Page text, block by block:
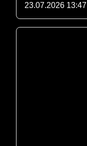
23.07.2026 13:47